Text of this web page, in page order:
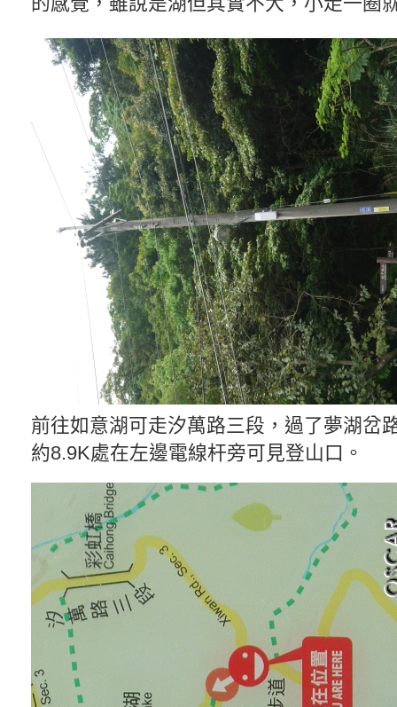
前往如意湖可走汐萬路三段，過了夢湖岔
約8.9K處在左邊電線杆旁可見登山口。